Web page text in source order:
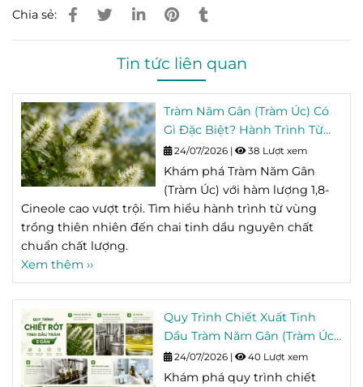
Chia sẻ:
Tin tức liên quan
Tràm Năm Gân (Tràm Úc) Có
Gì Đặc Biệt? Hành Trình Từ
Vùng Trồng Đến Chai Tinh
Dầu
24/07/2026 | 38 Lượt xem
Khám phá Tràm Năm Gân
(Tràm Úc) với hàm lượng 1,8-
Cineole cao vượt trội. Tìm hiểu hành trình từ vùng
trồng thiên nhiên đến chai tinh dầu nguyên chất
chuẩn chất lượng.
Xem thêm ››
Quy Trình Chiết Xuất Tinh
Dầu Tràm Năm Gân (Tràm Úc)
Giữ Trọn Hoạt Chất Tự Nhiên
24/07/2026 | 40 Lượt xem
Khám phá quy trình chiết